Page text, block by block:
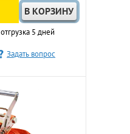
5 дней
Задать вопрос